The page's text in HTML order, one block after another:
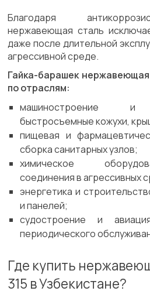
Благодаря
нержавеющая сталь
даже после длительной
агрессивной среде.
Гайка-барашек нержавеющая
по отраслям:
машиностроение и
быстросъемные кожухи,
пищевая и
сборка санитарных узлов;
химическое
соединения в агрессивных
энергетика и
и панелей;
судостроение и
периодического
Где купить
315 в Узбекистане?